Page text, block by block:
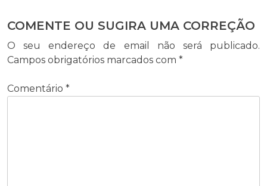
COMENTE OU SUGIRA UMA CORREÇÃO
O seu endereço de email não será publicado.
Campos obrigatórios marcados com *
Comentário *